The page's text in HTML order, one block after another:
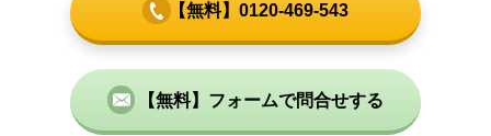
【無料】0120-469-543
【無料】フォームで問合せする